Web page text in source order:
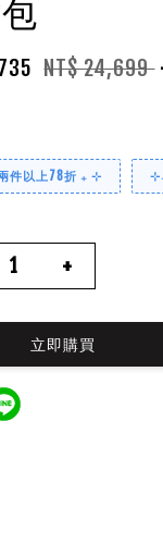
NT$ 24,699
件以上78折 ₊ ⊹
+
立即購買